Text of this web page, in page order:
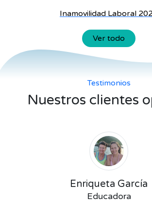
Inamovilidad Laboral
Ver todo
Testimonios
Nuestros clientes
Enriqueta García
Educadora